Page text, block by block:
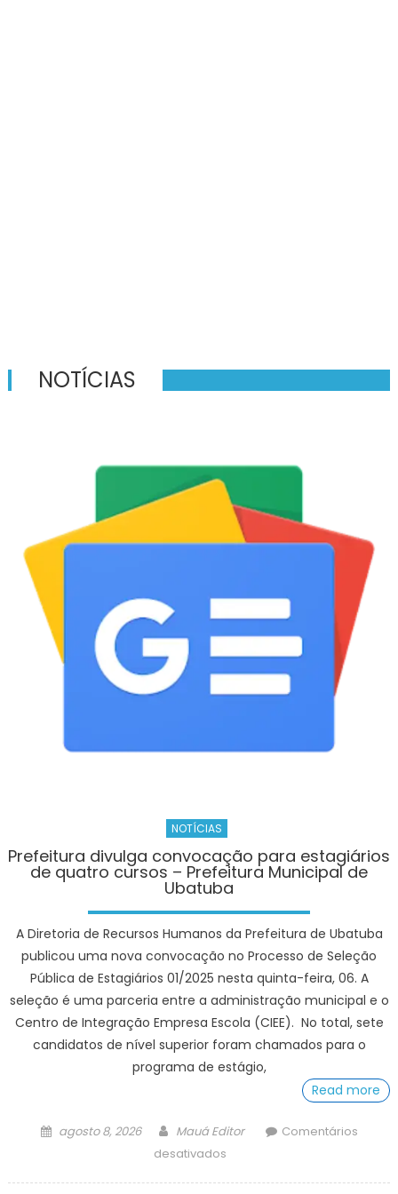
NOTÍCIAS
NOTÍCIAS
Prefeitura divulga convocação para estagiários
de quatro cursos – Prefeitura Municipal de
Ubatuba
A Diretoria de Recursos Humanos da Prefeitura de Ubatuba
publicou uma nova convocação no Processo de Seleção
Pública de Estagiários 01/2025 nesta quinta-feira, 06. A
seleção é uma parceria entre a administração municipal e o
Centro de Integração Empresa Escola (CIEE). No total, sete
candidatos de nível superior foram chamados para o
programa de estágio,
Read more
Posted
agosto 8, 2026 Author
Mauá Editor
Comentários
desativados